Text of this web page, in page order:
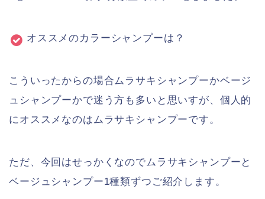
オススメのカラーシャンプーは？
こういったからの場合ムラサキシャンプーかベージ
ュシャンプーかで迷う方も多いと思いすが、個人的
にオススメなのはムラサキシャンプーです。
ただ、今回はせっかくなのでムラサキシャンプーと
ベージュシャンプー1種類ずつご紹介します。